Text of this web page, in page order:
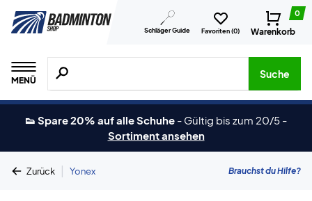
Schläger Guide Favoriten (0)
0
Warenkorb
MENÜ
Suche nach Produkten, Marken usw.
Suche
👟 Spare 20% auf alle Schuhe - Gültig bis zum 20/5 -
Sortiment ansehen
Zurück | Yonex Brauchst du Hilfe?